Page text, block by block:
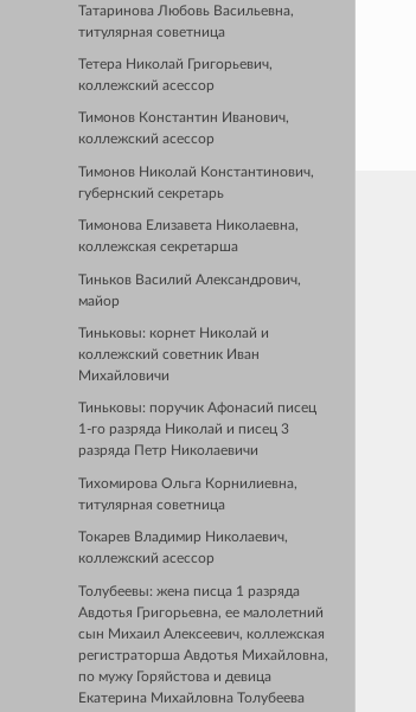
Татаринова Любовь Васильевна,
титулярная советница
Тетера Николай Григорьевич,
коллежский асессор
Тимонов Константин Иванович,
коллежский асессор
Тимонов Николай Константинович,
губернский секретарь
Тимонова Елизавета Николаевна,
коллежская секретарша
Тиньков Василий Александрович,
майор
Тиньковы: корнет Николай и
коллежский советник Иван
Михайловичи
Тиньковы: поручик Афонасий писец
1-го разряда Николай и писец 3
разряда Петр Николаевичи
Тихомирова Ольга Корнилиевна,
титулярная советница
Токарев Владимир Николаевич,
коллежский асессор
Толубеевы: жена писца 1 разряда
Авдотья Григорьевна, ее малолетний
сын Михаил Алексеевич, коллежская
регистраторша Авдотья Михайловна,
по мужу Горяйстова и девица
Екатерина Михайловна Толубеева